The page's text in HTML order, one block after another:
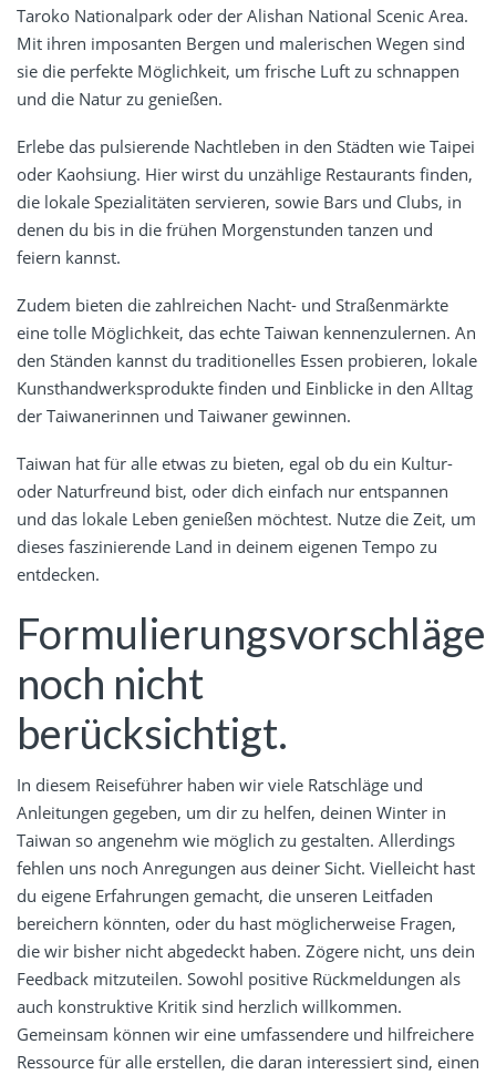
Taroko Nationalpark oder der Alishan National Scenic Area.
Mit ihren imposanten Bergen und malerischen Wegen sind
sie die perfekte Möglichkeit, um frische Luft zu schnappen
und die Natur zu genießen.
Erlebe das pulsierende Nachtleben in den Städten wie Taipei
oder Kaohsiung. Hier wirst du unzählige Restaurants finden,
die lokale Spezialitäten servieren, sowie Bars und Clubs, in
denen du bis in die frühen Morgenstunden tanzen und
feiern kannst.
Zudem bieten die zahlreichen Nacht- und Straßenmärkte
eine tolle Möglichkeit, das echte Taiwan kennenzulernen. An
den Ständen kannst du traditionelles Essen probieren, lokale
Kunsthandwerksprodukte finden und Einblicke in den Alltag
der Taiwanerinnen und Taiwaner gewinnen.
Taiwan hat für alle etwas zu bieten, egal ob du ein Kultur-
oder Naturfreund bist, oder dich einfach nur entspannen
und das lokale Leben genießen möchtest. Nutze die Zeit, um
dieses faszinierende Land in deinem eigenen Tempo zu
entdecken.
Formulierungsvorschläge
noch nicht
berücksichtigt.
In diesem Reiseführer haben wir viele Ratschläge und
Anleitungen gegeben, um dir zu helfen, deinen Winter in
Taiwan so angenehm wie möglich zu gestalten. Allerdings
fehlen uns noch Anregungen aus deiner Sicht. Vielleicht hast
du eigene Erfahrungen gemacht, die unseren Leitfaden
bereichern könnten, oder du hast möglicherweise Fragen,
die wir bisher nicht abgedeckt haben. Zögere nicht, uns dein
Feedback mitzuteilen. Sowohl positive Rückmeldungen als
auch konstruktive Kritik sind herzlich willkommen.
Gemeinsam können wir eine umfassendere und hilfreichere
Ressource für alle erstellen, die daran interessiert sind, einen